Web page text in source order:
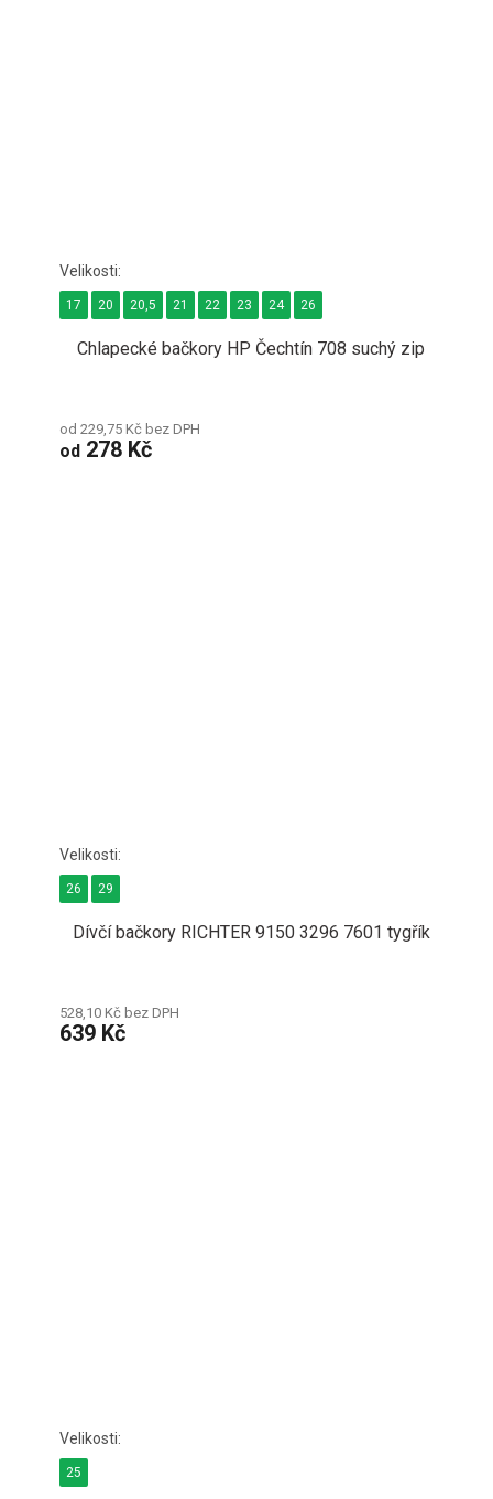
Chlapecké bačkory HP Čechtín 708 suchý zip
od 229,75 Kč bez DPH
od 278 Kč
17 20 20,5 21 22 23 24 26
Dívčí bačkory RICHTER 9150 3296 7601 tygřík
528,10 Kč bez DPH
639 Kč
26 29
25